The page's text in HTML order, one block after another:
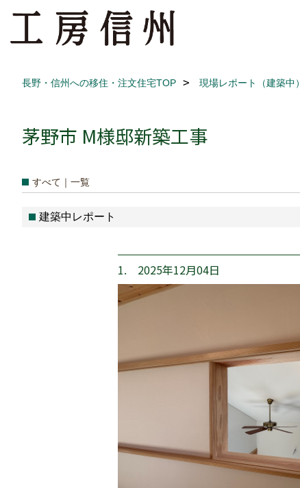
長野・信州への移住・注文住宅TOP 現場レポート（建築中）
茅野市 M様邸新築工事
すべて｜一覧
建築中レポート
1. 2025年12月04日